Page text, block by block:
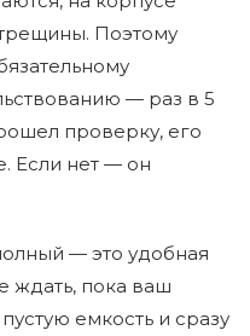
Поэтому
— раз в 5
проверку, его
Если нет — он
— это удобная
ждать, пока ваш
емкость и сразу